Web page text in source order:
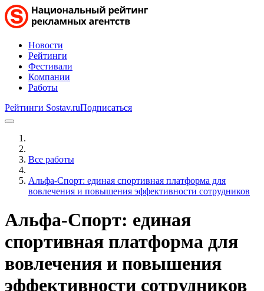
Новости
Рейтинги
Фестивали
Компании
Работы
Рейтинги Sostav.ruПодписаться
Все работы
Альфа‑Спорт: единая спортивная платформа для
вовлечения и повышения эффективности сотрудников
Альфа‑Спорт: единая
спортивная платформа для
вовлечения и повышения
эффективности сотрудников